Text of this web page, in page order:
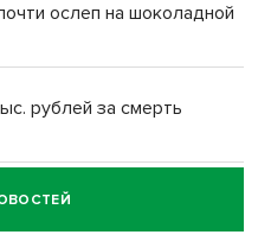
ослеп на шоколадной
рублей за смерть
за смерть